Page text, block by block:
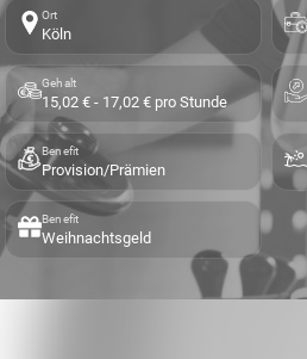
Ort
Köln
Gehalt
15,02 € - 17,02 € pro Stunde
Benefit
Provision/Prämien
Benefit
Weihnachtsgeld